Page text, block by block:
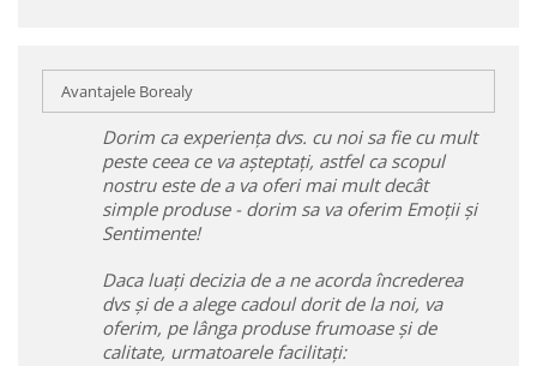
Avantajele Borealy
Dorim ca experiența dvs. cu noi sa fie cu mult
peste ceea ce va așteptați, astfel ca scopul
nostru este de a va oferi mai mult decât
simple produse - dorim sa va oferim Emoții și
Sentimente!
Daca luați decizia de a ne acorda încrederea
dvs și de a alege cadoul dorit de la noi, va
oferim, pe lânga produse frumoase și de
calitate, urmatoarele facilitați: